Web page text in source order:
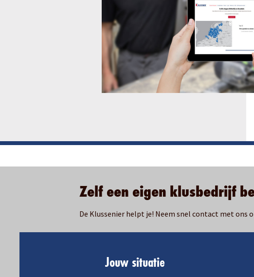
Zelf een eigen klusbedrijf
De Klussenier helpt je! Neem snel contact met ons
Jouw situatie